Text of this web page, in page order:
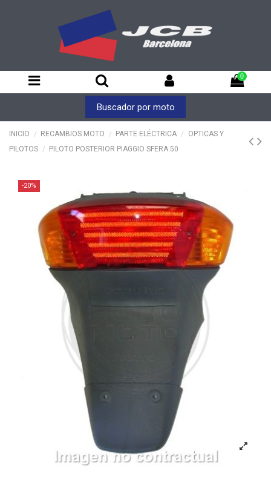
0
Buscador por moto
INICIO RECAMBIOS MOTO PARTE ELÉCTRICA
OPTICAS Y
PILOTOS
PILOTO POSTERIOR PIAGGIO SFERA 50
-20%